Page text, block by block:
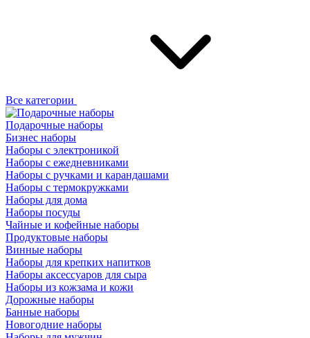
Все категории
Подарочные наборы
Бизнес наборы
Наборы с электроникой
Наборы с ежедневниками
Наборы с ручками и карандашами
Наборы с термокружками
Наборы для дома
Наборы посуды
Чайные и кофейные наборы
Продуктовые наборы
Винные наборы
Наборы для крепких напитков
Наборы аксессуаров для сыра
Наборы из кожзама и кожи
Дорожные наборы
Банные наборы
Новогодние наборы